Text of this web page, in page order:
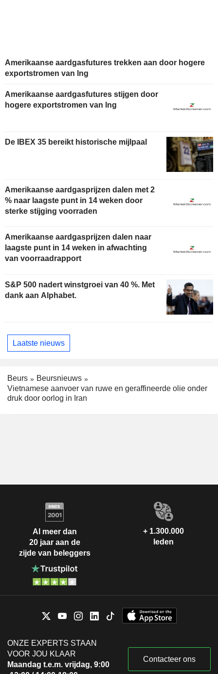
Amerikaanse aardgasfutures trekken aan door hogere
exportstromen van lng
Amerikaanse aardgasfutures stijgen door
hogere exportstromen van lng
De IBEX 35 bereikt historische mijlpaal
Amerikaanse aardgasprijzen dalen met 2
% naar laagste punt in 14 weken door
sterke stijging voorraden
Amerikaanse aardgasprijzen dalen naar
laagste punt in 14 weken in afwachting
van voorraadrapport
S&P 500 nadert winstgroei van 40 %. Met
dank aan Alphabet.
Laatste nieuws
Beurs
Beursnieuws
Vietnamese aanvoer van ruwe en geraffineerde olie onder
druk door oorlog in Iran
Al meer dan
20 jaar aan de
zijde van beleggers
+ 1.300.000
leden
ONZE EXPERTS STAAN
VOOR JOU KLAAR
Maandag t.e.m. vrijdag, 9:00
Contacteer ons